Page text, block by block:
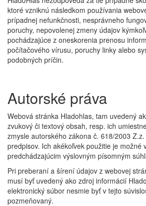
ktoré vzniknú následkom používania
prípadnej nefunkčnosti, nesprávneho
poruchy, nepovolenej zmeny údajov
pochádzajúce z oneskorenia prenosu
počítačového vírusu, poruchy linky alebo
podobných príčin.
Autorské práva
Webová stránka Hladohlas, tam uvedený
zvukový či textový obsah, resp. ich
zmysle autorského zákona č. 618/2003
predpisov. Ich akékoľvek použitie je možné
predchádzajúcim výslovným písomným
Pri preberaní a šírení údajov z webovej
musí byť uvedený ako zdroj informácií
elektronický súbor nesmie byť v tejto
pozmeňovaný.